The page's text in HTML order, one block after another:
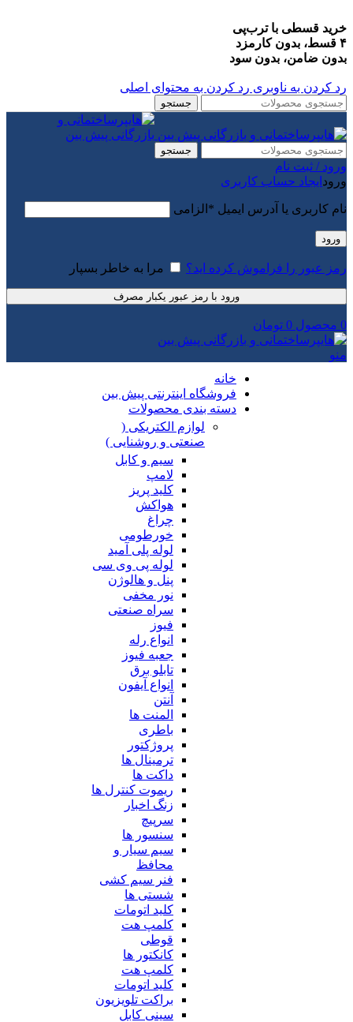
خرید قسطی با ترب‌پی
۴ قسط، بدون کارمزد
بدون ضامن، بدون سود
رد کردن به ناوبری رد کردن به محتوای اصلی
جستجو
جستجو
ورود / ثبت نام
ورود ایجاد حساب کاربری
نام کاربری یا آدرس ایمیل * الزامی
ورود
رمز عبور را فراموش کرده اید؟ مرا به خاطر بسپار
ورود با رمز عبور یکبار مصرف
0 محصول 0 تومان
منو
خانه
فروشگاه اینترنتی پیش بین
دسته بندی محصولات
لوازم الکتریکی (
صنعتی و روشنایی )
سیم و کابل
لامپ
کلید پریز
هواکش
چراغ
خورطومی
لوله پلی آمید
لوله پی وی سی
پنل و هالوژن
نور مخفی
سراه صنعتی
فیوز
انواع رله
جعبه فیوز
تابلو برق
انواع آیفون
آنتن
المنت ها
باطری
پروژکتور
ترمینال ها
داکت ها
ریموت کنترل ها
زنگ اخبار
سرپیچ
سنسور ها
سیم سیار و
محافظ
فنر سیم کشی
شستی ها
کلید اتومات
کلمپ هت
قوطی
کانکتور ها
کلمپ هت
کلید اتومات
براکت تلویزیون
سینی کابل